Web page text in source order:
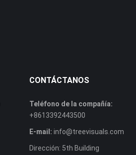
CONTÁCTANOS
Teléfono de la compañía:
+8613392443500
E-mail: info@treevisuals.com
Dirección: 5th Building